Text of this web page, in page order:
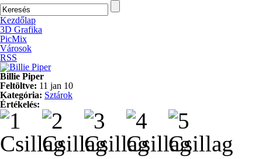
Kezdőlap
3D Grafika
PicMix
Városok
RSS
Billie Piper
Feltöltve: 11 jan 10
Kategória: Sztárok
Értékelés: